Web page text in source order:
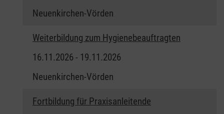
Neuenkirchen-Vörden
Weiterbildung zum Hygienebeauftragten
16.11.2026 - 19.11.2026
Neuenkirchen-Vörden
Fortbildung für Praxisanleitende